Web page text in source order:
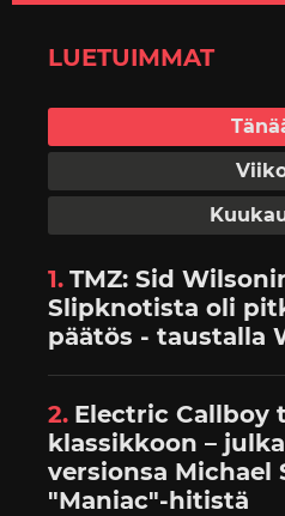
LUETUIMMAT
1. TMZ: Sid
Slipknotista oli
päätös - taustalla
2. Electric
klassikkoon –
versionsa Michael
"Maniac"-hitistä